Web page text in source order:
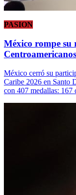
PASION
México rompe su
Centroamericanos
México cerró su
Caribe 2026 en Santo
con 407 medallas: 167